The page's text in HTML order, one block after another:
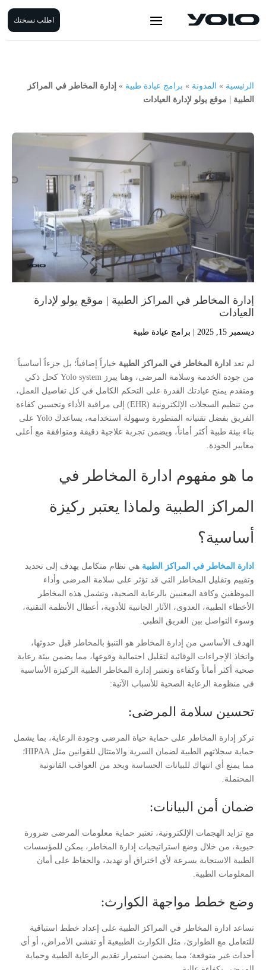
اطلب نسختك
الرئيسية » المدونة » برامج عيادة طبية » إدارة المخاطر في المراكز
الطبية | موقع يولو لإدارة العيادات
إدارة المخاطر في المراكز الطبية | موقع يولو لإدارة
العيادات
ديسمبر 15, 2025 برامج عيادة طبية
لم تعد ادارة المخاطر في المراكز الطبية خياراً إضافياً؛ بل جزءاً أساسياً
من جودة الخدمة وسلامة المرضى، وهنا يبرز Yolo system كحل ذكي
ومتقدم يمنح عيادتك القدرة على التحكم الكامل في كل تفاصيل العمل،
من تنظيم السجلات الإلكترونية (EHR) إلى مراقبة الأداء وتحسين كفاءة
الفريق بفضل تقنياته المتطورة وسهولة استخدامه، يساعدك Yolo على
بناء بيئة طبية أكثر أماناً، ويضمن تجربة علاجية دقيقة ومتوافقة مع أعلى
معايير الجودة.
ما هو مفهوم ادارة المخاطر في
المراكز الطبية ولماذا يعتبر ركيزة
أساسية؟
ادارة المخاطر في المراكز الطبية هي نظام متكامل يهدف إلى تحديد
وتقييم وتقليل المخاطر التي قد تؤثر على سلامة المرضى وأداء
الموظفين وكافة المعنيين بالرعاية الصحية، وتشمل هذه المخاطر
الأخطاء الطبية، العدوى، الآثار الجانبية للأدوية، أعطال الأنظمة التقنية،
وسوء التواصل بين الفريق الطبي.
الهدف الأساسي من إدارة المخاطر هو التنبؤ بالمخاطر قبل حدوثها،
واتخاذ الإجراءات الوقائية لتقليل احتمالية وقوعها، مما يضمن بيئة رعاية
صحية أكثر أماناً وكفاءة وتعتبر إدارة المخاطر الطبية الركيزة الأساسية
في منظومة الرعاية الصحية للأسباب الآتية:
تحسين سلامة المرضى:
تركز إدارة المخاطر على حماية حياة المرضى وجودة الرعاية، بما يشمل
حماية سجلاتهم الطبية لضمان السرية والامتثال للقوانين مثل HIPAA؛
مما يمنع أي انتهاك للبيانات الحساسة ويحد من العواقب القانونية
المحتملة.
ضمان أمن البيانات:
مع تزايد الهجمات الإلكترونية، تعتبر حماية معلومات المرضى ضرورة
حيوية، من خلال وضع استراتيجيات إدارة المخاطر، يمكن للمؤسسات
الطبية الاستجابة بسرعة لأي اختراق أو تهديد، والحفاظ على أمان
المعلومات الطبية.
وضع خطط مواجهة الكوارث:
تساعد ادارة المخاطر في المراكز الطبية على إعداد خطط استباقية
للتعامل مع الطوارئ، مثل الكوارث الطبيعية أو تفشي الأمراض، أو أي
أحداث غير متوقعة؛ مما يضمن استمرار تقديم الرعاية الطبية وحماية